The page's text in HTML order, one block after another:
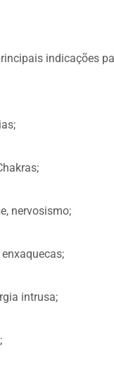
indicações
nervosismo;
enxaquecas;
intrusa;